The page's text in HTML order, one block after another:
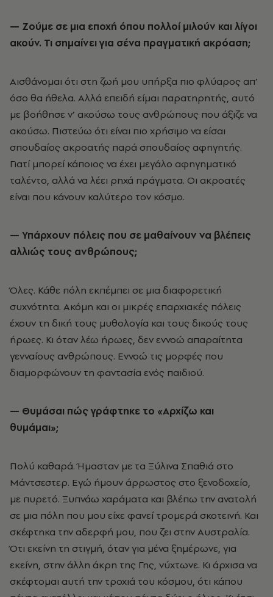
— Ζούμε σε μια εποχή όπου πολλοί μιλούν και λίγοι
ακούν. Τι σημαίνει για σένα πραγματική ακρόαση;
Αισθάνομαι ότι στη ζωή μου υπήρξα πιο φλύαρος απ’
όσο θα ήθελα. Αλλά επειδή είμαι παρατηρητής, αυτό
με βοήθησε ν’ ακούσω τους ανθρώπους που άξιζε να
ακούσω. Πιστεύω ότι είναι πιο χρήσιμο να είσαι
σπουδαίος ακροατής παρά σπουδαίος αφηγητής.
Γιατί μπορεί κάποιος να έχει μεγάλο αφηγηματικό
ταλέντο, αλλά να λέει ρηχά πράγματα. Οι ακροατές
είναι που κάνουν καλύτερο τον κόσμο.
— Υπάρχουν πόλεις που σε μαθαίνουν να βλέπεις
αλλιώς τους ανθρώπους;
Όλες. Κάθε πόλη εκπέμπει σε μια διαφορετική
συχνότητα. Ακόμη και οι μικρές επαρχιακές πόλεις
έχουν τη δική τους μυθολογία και τους δικούς τους
ήρωες. Κι όταν λέω ήρωες, δεν εννοώ απαραίτητα
γενναίους ανθρώπους. Εννοώ τις μορφές που
διαμορφώνουν τη φαντασία ενός παιδιού.
— Θυμάσαι πώς γράφτηκε το «Αρχίζω και
θυμάμαι»;
Πολύ καθαρά. Ήμασταν με τα Ξύλινα Σπαθιά στο
Μάντσεστερ. Εγώ ήμουν άρρωστος στο ξενοδοχείο,
με πυρετό. Ξυπνάω χαράματα και βλέπω την ανατολή
σε μια πόλη που μου είχε φανεί τρομερά σκοτεινή. Και
σκέφτηκα την αδερφή μου, που ζει στην Αυστραλία.
Ότι εκείνη τη στιγμή, όταν για μένα ξημέρωνε, για
εκείνη, στην άλλη άκρη της Γης, νύχτωνε. Κι άρχισα να
σκέφτομαι αυτή την τροχιά του κόσμου, ότι κάπου